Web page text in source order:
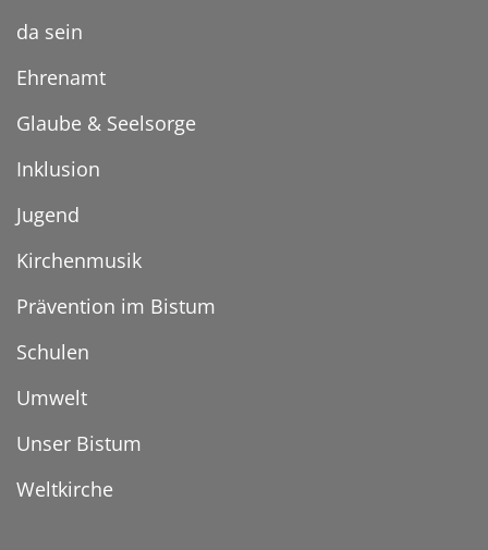
da sein
Ehrenamt
Glaube & Seelsorge
Inklusion
Jugend
Kirchenmusik
Prävention im Bistum
Schulen
Umwelt
Unser Bistum
Weltkirche